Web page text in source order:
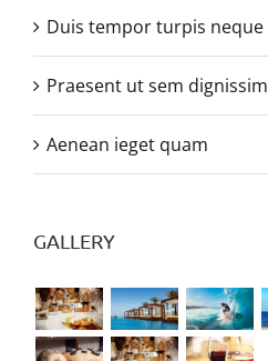
Duis tempor turpis neque
Praesent ut sem dignissim
Aenean ieget quam
GALLERY